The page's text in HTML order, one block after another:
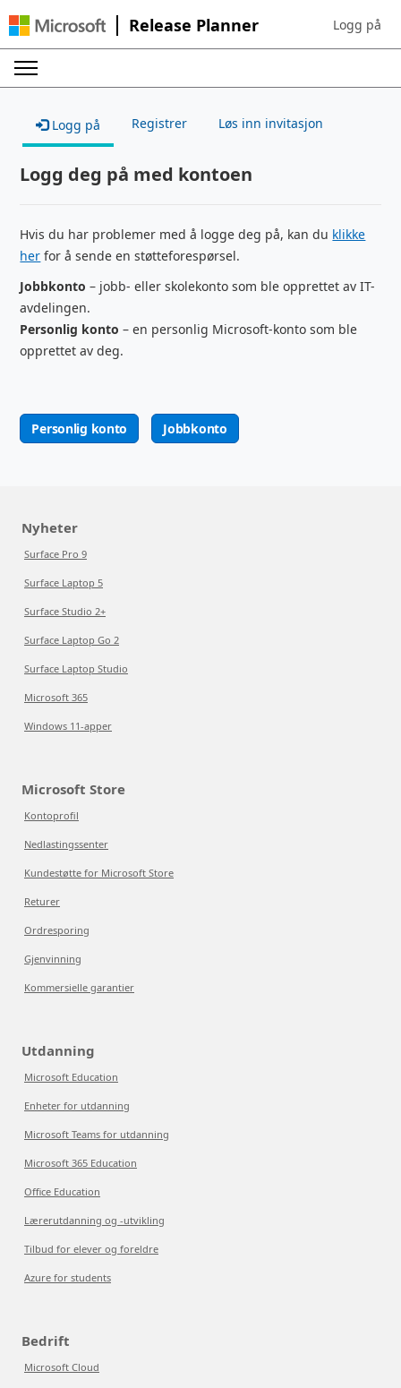
Release Planner Sign in to
Logg på
Logg på Registrer Løs inn invitasjon
Logg deg på med kontoen
Hvis du har problemer med å logge deg på, kan du klikke
her for å sende en støtteforespørsel.
Jobbkonto – jobb- eller skolekonto som ble opprettet av IT-
avdelingen.
Personlig konto – en personlig Microsoft-konto som ble
opprettet av deg.
Personlig konto Jobbkonto
Nyheter
Surface Pro 9
Surface Laptop 5
Surface Studio 2+
Surface Laptop Go 2
Surface Laptop Studio
Microsoft 365
Windows 11-apper
Microsoft Store
Kontoprofil
Nedlastingssenter
Kundestøtte for Microsoft Store
Returer
Ordresporing
Gjenvinning
Kommersielle garantier
Utdanning
Microsoft Education
Enheter for utdanning
Microsoft Teams for utdanning
Microsoft 365 Education
Office Education
Lærerutdanning og -utvikling
Tilbud for elever og foreldre
Azure for students
Bedrift
Microsoft Cloud